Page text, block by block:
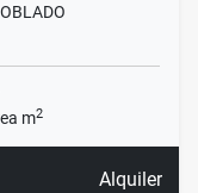
m2
Alquiler